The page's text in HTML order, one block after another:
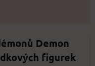
Demon
figurek